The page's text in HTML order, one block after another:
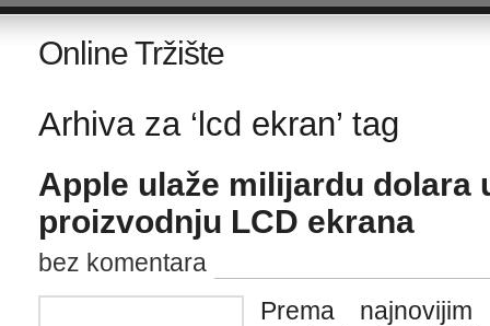
Online Tržište
Arhiva za ‘lcd ekran’ tag
Apple ulaže milijardu dolara
proizvodnju LCD ekrana
bez komentara
Prema najnovijim